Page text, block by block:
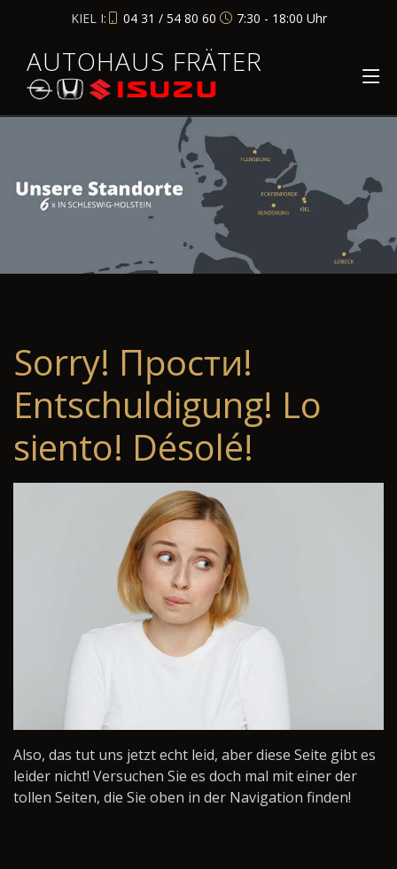
KIEL I: 04 31 / 54 80 60 7:30 - 18:00 Uhr
AUTOHAUS FRÄTER
Sorry! Прости!
Entschuldigung! Lo
siento! Désolé!
Also, das tut uns jetzt echt leid, aber diese Seite gibt es
leider nicht! Versuchen Sie es doch mal mit einer der
tollen Seiten, die Sie oben in der Navigation finden!